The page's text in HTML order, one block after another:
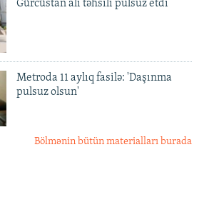
Gürcüstan ali təhsili pulsuz etdi
Metroda 11 aylıq fasilə: 'Daşınma
pulsuz olsun'
Bölmənin bütün materialları burada